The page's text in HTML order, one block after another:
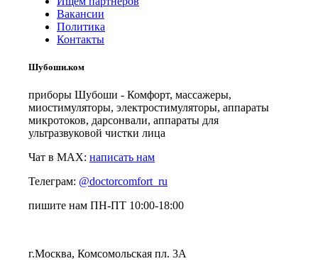
Вакансии
Политика
Контакты
Шубоши.ком
приборы Шубоши - Комфорт, массажеры,
миостимуляторы, электростимуляторы, аппараты
микротоков, дарсонвали, аппараты для
ультразвуковой чистки лица
Чат в MAX: написать нам
Телеграм: @doctorcomfort_ru
пишите нам ПН-ПТ 10:00-18:00
г.Москва, Комсомольская пл. 3А